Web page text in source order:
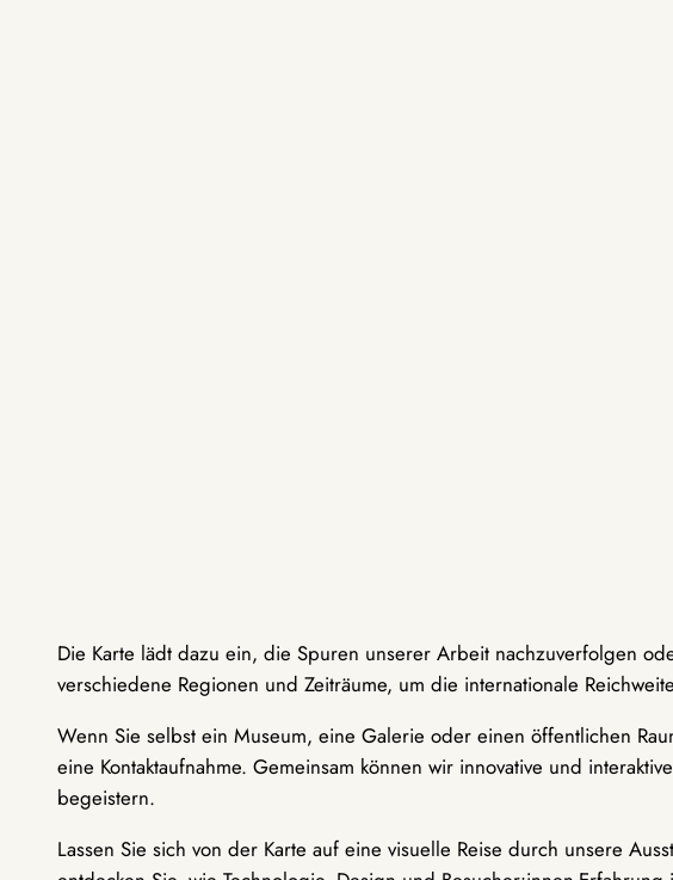
Die Karte lädt dazu ein, die Spuren unserer Arbeit nachzuverfolgen
verschiedene Regionen und Zeiträume, um die internationale
Wenn Sie selbst ein Museum, eine Galerie oder einen öffentlichen
eine Kontaktaufnahme. Gemeinsam können wir innovative und
begeistern.
Lassen Sie sich von der Karte auf eine visuelle Reise durch unsere